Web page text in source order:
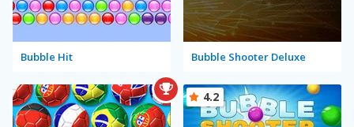
Bubble Hit Bubble Shooter Deluxe
4.2